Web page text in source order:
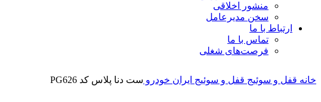
منشور اخلاقی
سخن مدیرعامل
ارتباط با ما
تماس با ما
فرصت‌های شغلی
خانه قفل و سوئیج قفل و سوئیج ایران خودرو ست دنا پلاس کد PG626